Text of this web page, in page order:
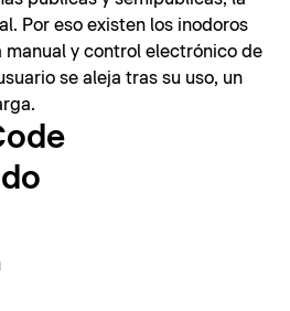
Por eso existen los inodoros
manual y control electrónico de
se aleja tras su uso, un